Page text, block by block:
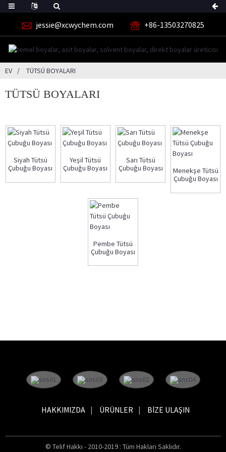
jessie@xcwychem.com +86-13503270825
EV TÜTSÜ BOYALARI
TÜTSÜ BOYALARI
Siyah Tütsü
Çubuğu Boyası
Yeşil Tütsü
Çubuğu Boyası
Sarı Tütsü
Çubuğu Boyası
Menekşe Tütsü
Çubuğu Boyası
Pembe Tütsü
Çubuğu Boyası
HAKKIMIZDA ÜRÜNLER BIZE ULAŞIN
© Telif Hakkı - 2010-2019 : Tüm Hakları Saklıdır.